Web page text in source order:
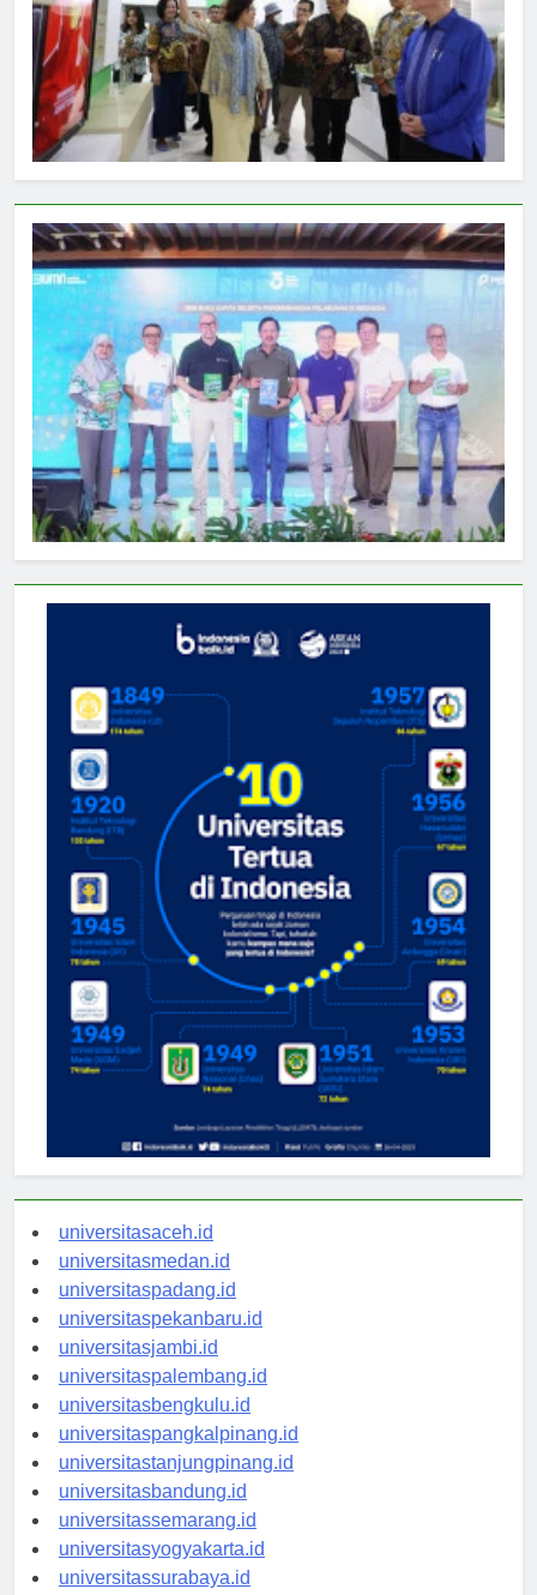
universitasaceh.id
universitasmedan.id
universitaspadang.id
universitaspekanbaru.id
universitasjambi.id
universitaspalembang.id
universitasbengkulu.id
universitaspangkalpinang.id
universitastanjungpinang.id
universitasbandung.id
universitassemarang.id
universitasyogyakarta.id